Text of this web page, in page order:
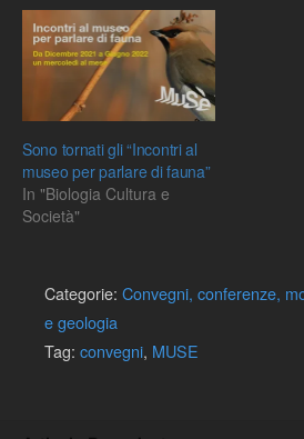
Sono tornati gli “Incontri al
museo per parlare di fauna”
In "Biologia Cultura e
Società"
Categorie: Convegni, conferenze,
e geologia
Tag: convegni, MUSE